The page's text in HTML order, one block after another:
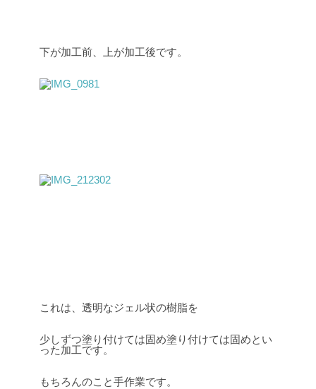
下が加工前、上が加工後です。
これは、透明なジェル状の樹脂を
少しずつ塗り付けては固め塗り付けては固めとい
った加工です。
もちろんのこと手作業です。